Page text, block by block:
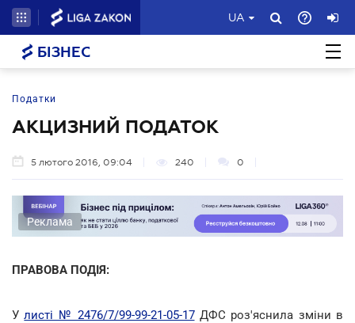
UA
БІЗНЕС
Податки
АКЦИЗНИЙ ПОДАТОК
5 лютого 2016, 09:04 240 0
Реклама
ПРАВОВА ПОДІЯ:
Улисті № 2476/7/99-99-21-05-17ДФС роз'яснила зміни в